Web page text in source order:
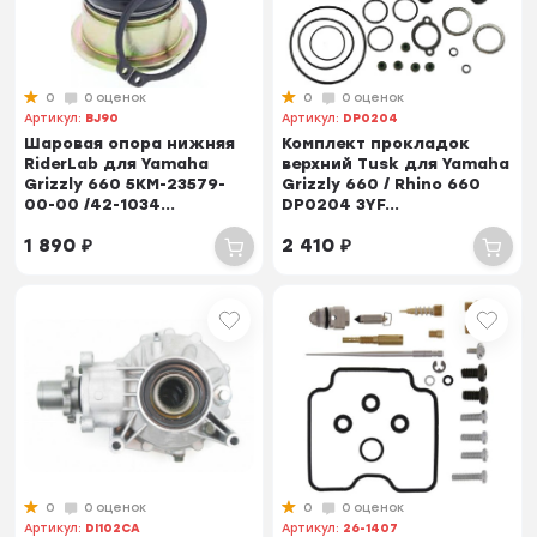
0
0 оценок
Артикул: BJ90
Шаровая опора нижняя
RiderLab для Yamaha
Grizzly 660 5KM-23579-
00-00 /42-1034...
1 890₽
0
0 оценок
Артикул: DP0204
Комплект прокладок
верхний Tusk для Yamaha
Grizzly 660 / Rhino 660
DP0204 3YF...
2 410₽
0
0 оценок
Артикул: DI102CA
0
0 оценок
Артикул: 26-1407